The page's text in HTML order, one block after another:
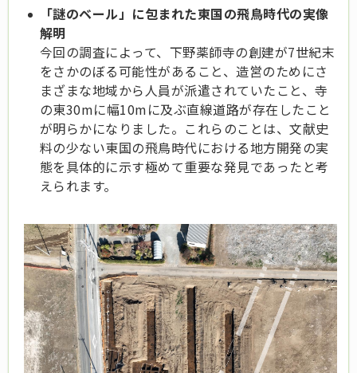
「謎のベール」に包まれた東国の飛鳥時代の実像
解明
今回の調査によって、下野薬師寺の創建が7世紀末
をさかのぼる可能性があること、造営のためにさ
まざまな地域から人員が派遣されていたこと、寺
の東30mに幅10mに及ぶ直線道路が存在したこと
が明らかになりました。これらのことは、文献史
料の少ない東国の飛鳥時代における地方開発の実
態を具体的に示す極めて重要な発見であったと考
えられます。